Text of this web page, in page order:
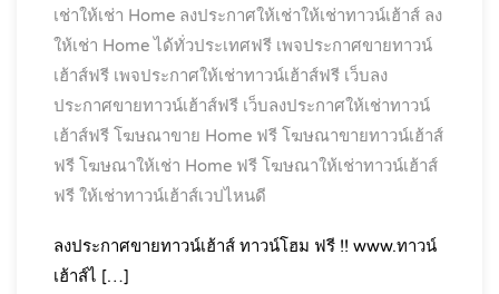
เช่าให้เช่า Home ลงประกาศให้เช่าให้เช่าทาวน์เฮ้าส์ ลง
ให้เช่า Home ได้ทั่วประเทศฟรี เพจประกาศขายทาวน์
เฮ้าส์ฟรี เพจประกาศให้เช่าทาวน์เฮ้าส์ฟรี เว็บลง
ประกาศขายทาวน์เฮ้าส์ฟรี เว็บลงประกาศให้เช่าทาวน์
เฮ้าส์ฟรี โฆษณาขาย Home ฟรี โฆษณาขายทาวน์เฮ้าส์
ฟรี โฆษณาให้เช่า Home ฟรี โฆษณาให้เช่าทาวน์เฮ้าส์
ฟรี ให้เช่าทาวน์เฮ้าส์เวปไหนดี
ลงประกาศขายทาวน์เฮ้าส์ ทาวน์โฮม ฟรี !! www.ทาวน์
เฮ้าส์ไ […]